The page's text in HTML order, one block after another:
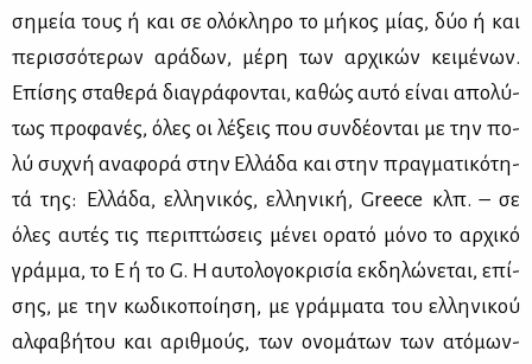
ση­μεία τους ή και σε ολό­κλη­ρο το μή­κος μί­ας, δύο ή και
πε­ρισ­σό­τε­ρων αρά­δων, μέ­ρη των αρ­χι­κών κει­μέ­νων.
Επί­σης στα­θε­ρά δια­γρά­φο­νται, κα­θώς αυ­τό εί­ναι απο­λύ­
τως προ­φα­νές, όλες οι λέ­ξεις που συν­δέ­ο­νται με την πο­
λύ συ­χνή ανα­φο­ρά στην Ελ­λά­δα και στην πραγ­μα­τι­κό­τη­
τά της: Ελ­λά­δα, ελ­λη­νι­κός, ελ­λη­νι­κή, Greece κλπ. – σε
όλες αυ­τές τις πε­ρι­πτώ­σεις μέ­νει ορα­τό μό­νο το αρ­χι­κό
γράμ­μα, το Ε ή το G. Η αυ­το­λο­γο­κρι­σία εκ­δη­λώ­νε­ται, επί­
σης, με την κω­δι­κο­ποί­η­ση, με γράμ­μα­τα του ελ­λη­νι­κού
αλ­φα­βή­του και αριθ­μούς, των ονο­μά­των των ατό­μων-